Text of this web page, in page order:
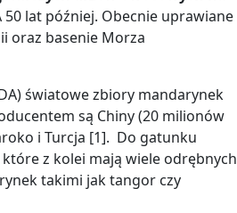
50 lat później. Obecnie uprawiane
oraz basenie Morza
światowe zbiory mandarynek
są Chiny (20 milionów
i Turcja [1]. Do gatunku
z kolei mają wiele odrębnych
takimi jak tangor czy